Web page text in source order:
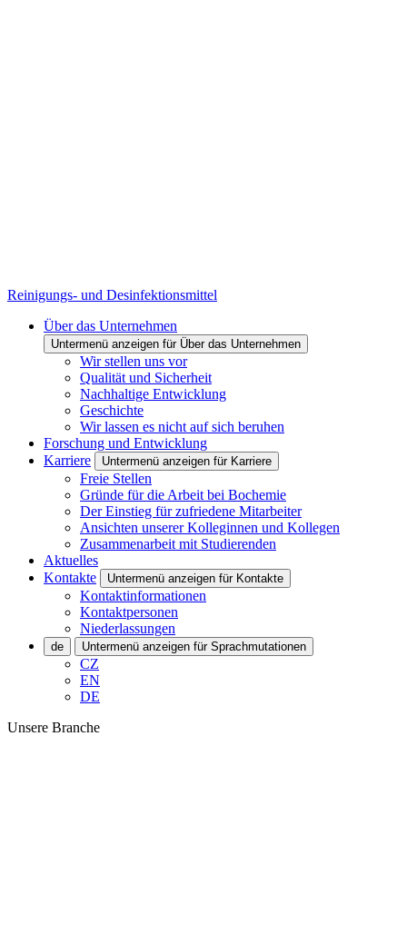
Reinigungs- und Desinfektionsmittel
Über das Unternehmen
Untermenü anzeigen für Über das Unternehmen
Wir stellen uns vor
Qualität und Sicherheit
Nachhaltige Entwicklung
Geschichte
Wir lassen es nicht auf sich beruhen
Forschung und Entwicklung
Karriere
Untermenü anzeigen für Karriere
Freie Stellen
Gründe für die Arbeit bei Bochemie
Der Einstieg für zufriedene Mitarbeiter
Ansichten unserer Kolleginnen und Kollegen
Zusammenarbeit mit Studierenden
Aktuelles
Kontakte
Untermenü anzeigen für Kontakte
Kontaktinformationen
Kontaktpersonen
Niederlassungen
de Untermenü anzeigen für Sprachmutationen
CZ
EN
DE
Unsere Branche